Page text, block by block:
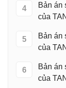
4
Bản án
của
5
Bản án
của
6
Bản án
của